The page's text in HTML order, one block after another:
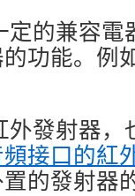
定的兼容
功能。例
發射器
接口的紅
的發射器